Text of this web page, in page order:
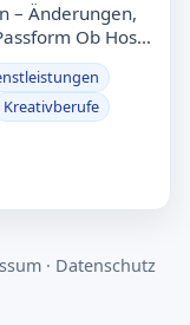
– Änderungen,
Ob Hose
Kleid
oder …
Kreativberufe
· Datenschutz